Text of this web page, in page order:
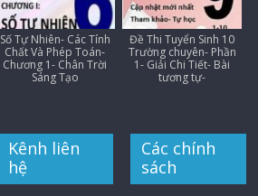
Số Tự Nhiên- Các Tính
Chất Và Phép Toán-
Chương 1- Chân Trời
Sáng Tạo
Đề Thi Tuyển Sinh 10
Trường chuyên- Phần
1- Giải Chi Tiết- Bài
tương tự-
Kênh liên
hệ
Các chính
sách